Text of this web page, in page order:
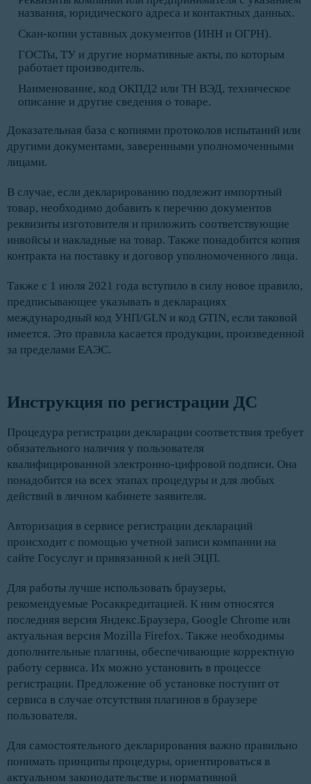
названия, юридического адреса и контактных данных.
Скан-копии уставных документов (ИНН и ОГРН).
ГОСТы, ТУ и другие нормативные акты, по которым
работает производитель.
Наименование, код ОКПД2 или ТН ВЭД, техническое
описание и другие сведения о товаре.
Доказательная база с копиями протоколов испытаний или
другими документами, заверенными уполномоченными
лицами.
В случае, если декларированию подлежит импортный
товар, необходимо добавить к перечню документов
реквизиты изготовителя и приложить соответствующие
инвойсы и накладные на товар. Также понадобится копия
контракта на поставку и договор уполномоченного лица.
Также с 1 июля 2021 года вступило в силу новое правило,
предписывающее указывать в декларациях
международный код УНП/GLN и код GTIN, если таковой
имеется. Это правила касается продукции, произведенной
за пределами ЕАЭС.
Инструкция по регистрации ДС
Процедура регистрации декларации соответствия требует
обязательного наличия у пользователя
квалифицированной электронно-цифровой подписи. Она
понадобится на всех этапах процедуры и для любых
действий в личном кабинете заявителя.
Авторизация в сервисе регистрации деклараций
происходит с помощью учетной записи компании на
сайте Госуслуг и привязанной к ней ЭЦП.
Для работы лучше использовать браузеры,
рекомендуемые Росаккредитацией. К ним относятся
последняя версия Яндекс.Браузера, Google Chrome или
актуальная версия Mozilla Firefox. Также необходимы
дополнительные плагины, обеспечивающие корректную
работу сервиса. Их можно установить в процессе
регистрации. Предложение об установке поступит от
сервиса в случае отсутствия плагинов в браузере
пользователя.
Для самостоятельного декларирования важно правильно
понимать принципы процедуры, ориентироваться в
актуальном законодательстве и нормативной